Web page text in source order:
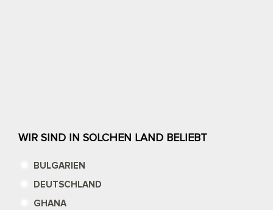
WIR SIND IN SOLCHEN LAND BELIEBT
BULGARIEN
DEUTSCHLAND
GHANA